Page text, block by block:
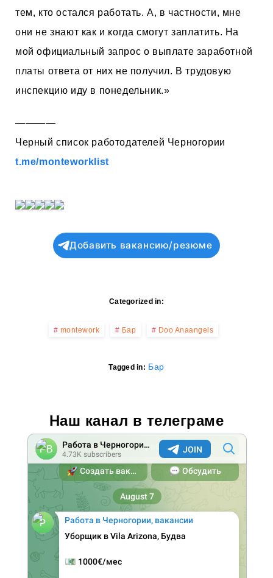
тем, кто остался работать. А, в частности, мне
они не знают как и когда смогут заплатить. На
мой официальный запрос о выплате заработной
платы ответа от них не получил. В трудовую
инспекцию иду в понедельник.»
————
Черный список работодателей Черногории
t.me/monteworklist
Добавить вакансию/резюме
Categorized in:
montework Бар Doo Anaangels
Tagged in: Бар
Наш канал в телеграме